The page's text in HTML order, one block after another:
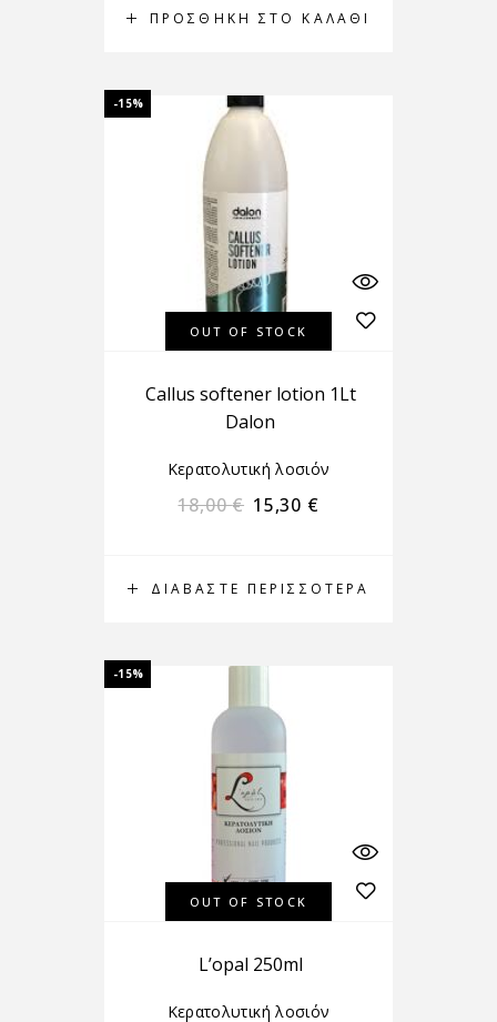
ΠΡΟΣΘΉΚΗ ΣΤΟ ΚΑΛΆΘΙ
-15%
OUT OF STOCK
ΔΙΑΒΆΣΤΕ ΠΕΡΙΣΣΌΤΕΡΑ
Callus softener lotion 1Lt
Dalon
Κερατολυτική λοσιόν
18,00€ 15,30 €
-15%
OUT OF STOCK
L’opal 250ml
Κερατολυτική λοσιόν